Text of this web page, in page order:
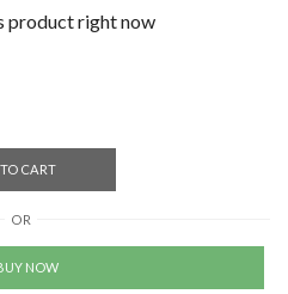
product right now
CART
OR
NOW